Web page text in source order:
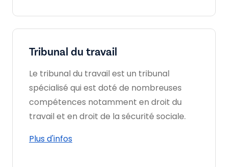
Tribunal du travail
Le tribunal du travail est un tribunal
spécialisé qui est doté de nombreuses
compétences notamment en droit du
travail et en droit de la sécurité sociale.
Plus d'infos